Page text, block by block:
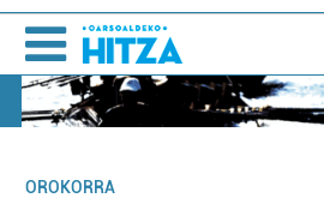
OROKORRA